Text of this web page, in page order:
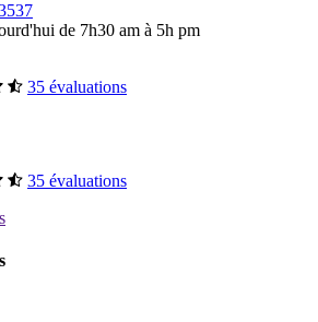
de 7h30 am à 5h pm
35 évaluations
35 évaluations